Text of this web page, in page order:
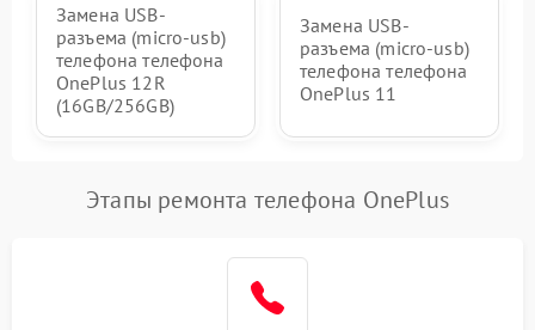
Замена USB-
разъема (micro-usb)
телефона телефона
OnePlus 12R
(16GB/256GB)
Замена USB-
разъема (micro-usb)
телефона телефона
OnePlus 11
Этапы ремонта телефона OnePlus